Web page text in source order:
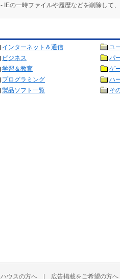
- IEの一時ファイルや履歴などを削除して
インターネット＆通信
ユ
ビジネス
パ
学習＆教育
ゲ
プログラミング
ハ
製品ソフト一覧 そ
ウスの方へ | 広告掲載をご希望の方へ